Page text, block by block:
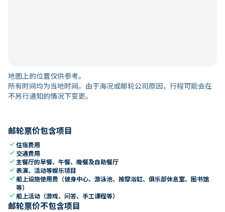
地图上的位置仅供参考。
所有时间均为当地时间。由于海况或邮轮公司原因，行程可能会在
不另行通知的情况下变更。
邮轮票价包含项目
check住宿费用
check 交通费用
check 主餐厅的早餐、午餐、晚餐及自助餐厅
check表演、活动等娱乐项目
check船上设施使用费（健身中心、游泳池、按摩浴缸、俱乐部休息室、图书馆
等）
check船上活动（游戏、问答、手工课程等）
邮轮票价不包含项目